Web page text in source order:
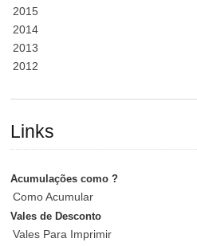
2015
2014
2013
2012
Links
Acumulações como ?
Como Acumular
Vales de Desconto
Vales Para Imprimir